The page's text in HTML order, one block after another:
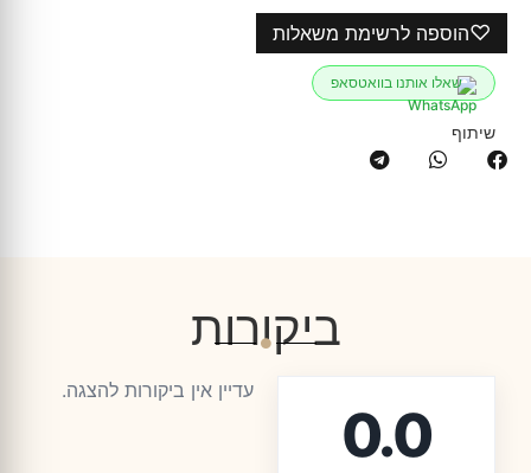
♡הוספה לרשימת משאלות
שאלו אותנו בוואטסאפ
שיתוף
ביקורות
0.0
עדיין אין ביקורות להצגה.